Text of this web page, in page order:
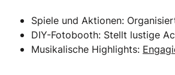
Spiele und Aktionen:
DIY-Fotobooth: Stellt lustige
Musikalische Highlights: